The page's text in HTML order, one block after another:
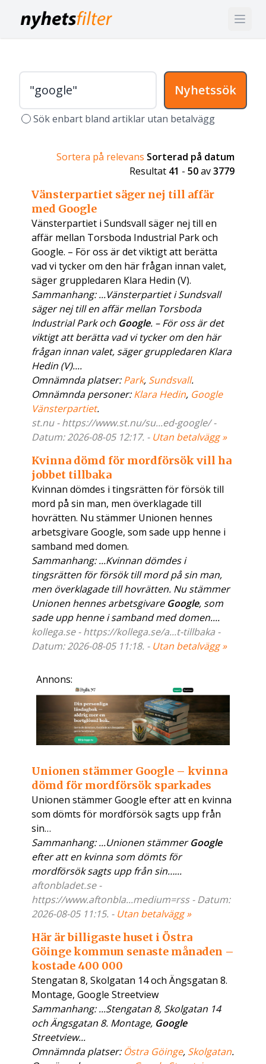
Nyhetssök
Sök enbart bland artiklar utan betalvägg
Sortera på relevans Sorterad på datum
Resultat 41 - 50av3779
Vänsterpartiet säger nej till affär
med Google
Vänsterpartiet i Sundsvall säger nej till en
affär mellan Torsboda Industrial Park och
Google. – För oss är det viktigt att berätta
vad vi tycker om den här frågan innan valet,
säger gruppledaren Klara Hedin (V).
Sammanhang: ...Vänsterpartiet i Sundsvall
säger nej till en affär mellan Torsboda
Industrial Park och Google. – För oss är det
viktigt att berätta vad vi tycker om den här
frågan innan valet, säger gruppledaren Klara
Hedin (V)....
Omnämnda platser:Park, Sundsvall.
Omnämnda personer:Klara Hedin, Google
Vänsterpartiet.
st.nu - https://www.st.nu/su...ed-google/ -
Datum: 2026-08-05 12:17. - Utan betalvägg »
Kvinna dömd för mordförsök vill ha
jobbet tillbaka
Kvinnan dömdes i tingsrätten för försök till
mord på sin man, men överklagade till
hovrätten. Nu stämmer Unionen hennes
arbetsgivare Google, som sade upp henne i
samband med domen.
Sammanhang: ...Kvinnan dömdes i
tingsrätten för försök till mord på sin man,
men överklagade till hovrätten. Nu stämmer
Unionen hennes arbetsgivare Google, som
sade upp henne i samband med domen....
kollega.se - https://kollega.se/a...t-tillbaka -
Datum: 2026-08-05 11:18. - Utan betalvägg »
Annons:
Unionen stämmer Google – kvinna
dömd för mordförsök sparkades
Unionen stämmer Google efter att en kvinna
som dömts för mordförsök sagts upp från
sin…
Sammanhang: ...Unionen stämmerGoogle
efter att en kvinna som dömts för
mordförsök sagts upp från sin…...
aftonbladet.se -
https://www.aftonbla...medium=rss - Datum:
2026-08-05 11:15. - Utan betalvägg »
Här är billigaste huset i Östra
Göinge kommun senaste månaden –
kostade 400 000
Stengatan 8, Skolgatan 14 och Ängsgatan 8.
Montage, Google Streetview
Sammanhang: ...Stengatan 8, Skolgatan 14
och Ängsgatan 8. Montage, Google
Streetview...
Omnämnda platser: Östra Göinge, Skolgatan.